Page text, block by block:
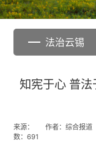
法治云锡
知宪于心 普
来源： 作者：综合报道
数：691